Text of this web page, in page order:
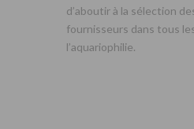
d’aboutir à la sélection
fournisseurs dans tous
l’aquariophilie.